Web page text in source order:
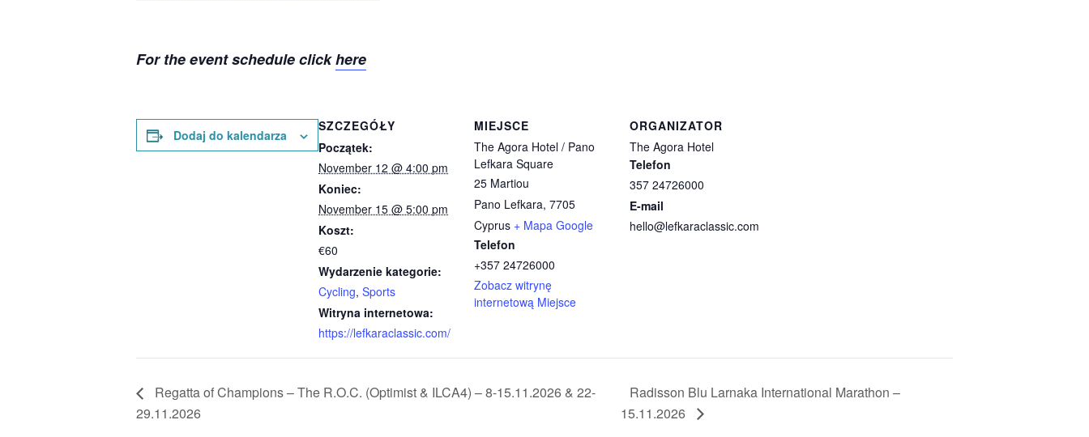
For the event schedule clickhere
Dodaj do kalendarza
SZCZEGÓŁY
Początek:
November 12 @ 4:00 pm
Koniec:
November 15 @ 5:00 pm
Koszt:
€60
Wydarzenie kategorie:
Cycling, Sports
Witryna internetowa:
https://lefkaraclassic.com/
MIEJSCE
The Agora Hotel / Pano
Lefkara Square
25 Martiou
Pano Lefkara, 7705
Cyprus + Mapa Google
Telefon
+357 24726000
Zobacz witrynę
internetową Miejsce
ORGANIZATOR
The Agora Hotel
Telefon
357 24726000
E-mail
hello@lefkaraclassic.com
Regatta of Champions – The R.O.C. (Optimist & ILCA4) – 8-15.11.2026 & 22-
29.11.2026
Radisson Blu Larnaka International Marathon –
15.11.2026